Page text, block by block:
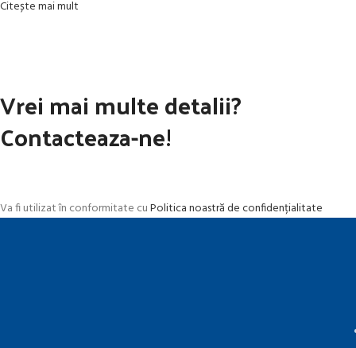
Citește mai mult
Vrei mai multe detalii?
Contacteaza-ne!
Va fi utilizat în conformitate cuPolitica noastră de confidențialitate